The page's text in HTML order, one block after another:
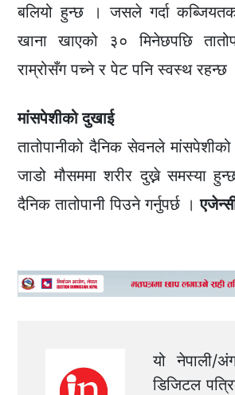
बलियो हुन्छ । जसले गर्दा
खाना खाएको ३० मिनेछपछि
राम्रोसँग पच्ने र पेट पनि स्वस्थ रहन्छ
मांसपेशीको दुखाई
तातोपानीको दैनिक सेवनले
जाडो मौसममा शरीर दुख्ने समस्या
दैनिक तातोपानी पिउने गर्नुपर्छ ।
यो नेपाली/
डिजिटल